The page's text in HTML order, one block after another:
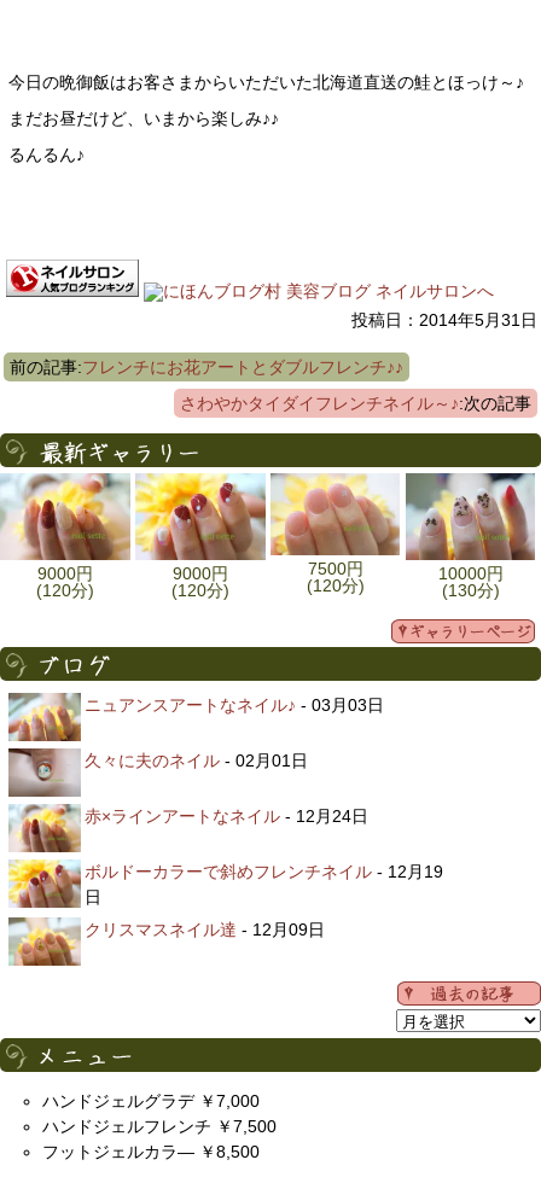
今日の晩御飯はお客さまからいただいた北海道直送の鮭とほっけ～♪
まだお昼だけど、いまから楽しみ♪♪
るんるん♪
投稿日：2014年5月31日
前の記事:フレンチにお花アートとダブルフレンチ♪♪
さわやかタイダイフレンチネイル～♪:次の記事
9000円
(120分)
9000円
(120分)
7500円
(120分)
10000円
(130分)
ニュアンスアートなネイル♪ - 03月03日
久々に夫のネイル - 02月01日
赤×ラインアートなネイル - 12月24日
ボルドーカラーで斜めフレンチネイル - 12月19
日
クリスマスネイル達 - 12月09日
ハンドジェルグラデ ￥7,000
ハンドジェルフレンチ ￥7,500
フットジェルカラ― ￥8,500